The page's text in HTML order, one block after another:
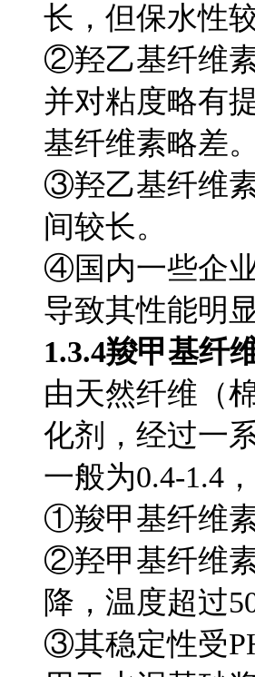
长，但保水性
②羟乙基纤维
并对粘度略有
基纤维素略差。
③羟乙基纤维
间较长。
④国内一些企
导致其性能明
1.3.4羧甲基纤
由天然纤维（
化剂，经过一
一般为0.4-1.4
①羧甲基纤维
②羟甲基纤维
降，温度超过
③其稳定性受